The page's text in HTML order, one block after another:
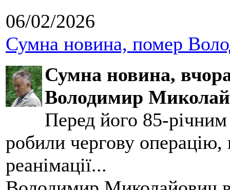
06/02/2026
Сумна новина, помер
Сумна новина,
Володимир
Перед його 85-
робили чергову операцію,
реанімації...